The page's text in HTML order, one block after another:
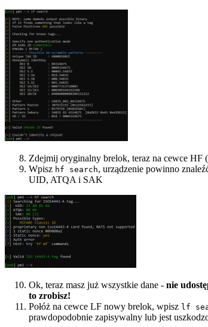
Zdejmij oryginalny brelok, teraz na cewce HF
Wpisz hf search, urządzenie powinno
UID, ATQA i SAK
Ok, teraz masz już wszystkie dane - nie
to zrobisz!
Połóż na cewce LF nowy brelok, wpisz lf
prawdopodobnie zapisywalny lub jest